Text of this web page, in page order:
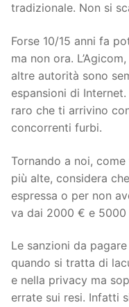
tradizionale. Non si
Forse 10/15 anni fa
ma non ora.
altre autorità sono
espansioni di
raro che ti arrivino
concorrenti furbi.
Tornando a noi,
più alte, considera
espressa o per non
va dai 2000 € e 5000
Le sanzioni da
quando si tratta di
e nella privacy ma
errate sui resi. Infatti